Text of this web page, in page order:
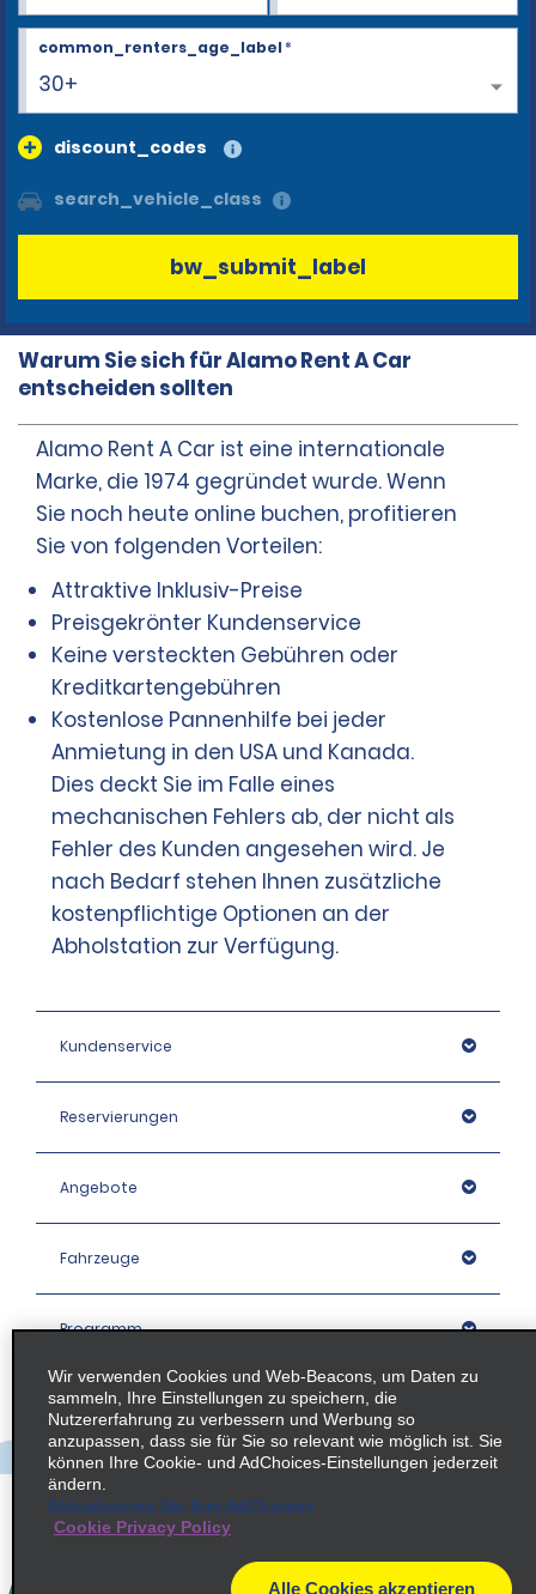
30+
common_renters_age_label*
discount_codes
search_vehicle_class
bw_submit_label
Warum Sie sich für Alamo Rent A Car
entscheiden sollten
Alamo Rent A Car ist eine internationale
Marke, die 1974 gegründet wurde. Wenn
Sie noch heute online buchen, profitieren
Sie von folgenden Vorteilen:
Attraktive Inklusiv-Preise
Preisgekrönter Kundenservice
Keine versteckten Gebühren oder
Kreditkartengebühren
Kostenlose Pannenhilfe bei jeder
Anmietung in den USA und Kanada.
Dies deckt Sie im Falle eines
mechanischen Fehlers ab, der nicht als
Fehler des Kunden angesehen wird. Je
nach Bedarf stehen Ihnen zusätzliche
kostenpflichtige Optionen an der
Abholstation zur Verfügung.
Kundenservice
Reservierungen
Angebote
Fahrzeuge
Programm
Unternehmen
Stationen
Policies / Sitemap
Wir verwenden Cookies und Web-Beacons, um Daten zu
sammeln, Ihre Einstellungen zu speichern, die
Nutzererfahrung zu verbessern und Werbung so
anzupassen, dass sie für Sie so relevant wie möglich ist. Sie
können Ihre Cookie- und AdChoices-Einstellungen jederzeit
ändern.
Aktualisieren Sie Ihre AdChoices
Cookie Privacy Policy
Alle Cookies akzeptieren